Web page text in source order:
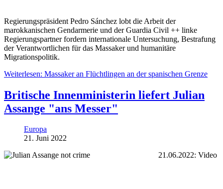
Regierungspräsident Pedro Sánchez lobt die Arbeit der
marokkanischen Gendarmerie und der Guardia Civil ++ linke
Regierungspartner fordern internationale Untersuchung, Bestrafung
der Verantwortlichen für das Massaker und humanitäre
Migrationspolitik.
Weiterlesen: Massaker an Flüchtlingen an der spanischen Grenze
Britische Innenministerin liefert Julian
Assange "ans Messer"
Europa
21. Juni 2022
21.06.2022: Video